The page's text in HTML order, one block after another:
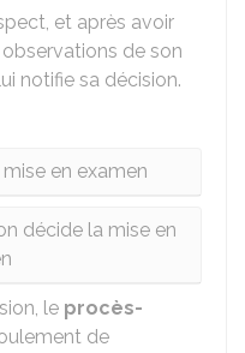
et après avoir
de son
notifie sa décision.
en examen
décide la mise en
le procès-
de